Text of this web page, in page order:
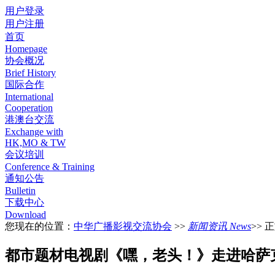
用户登录
用户注册
首页
Homepage
协会概况
Brief History
国际合作
International
Cooperation
港澳台交流
Exchange with
HK,MO & TW
会议培训
Conference & Training
通知公告
Bulletin
下载中心
Download
您现在的位置： 中华广播影视交流协会 >> 新闻资讯 News>>
都市题材电视剧《嘿，老头！》走进哈萨